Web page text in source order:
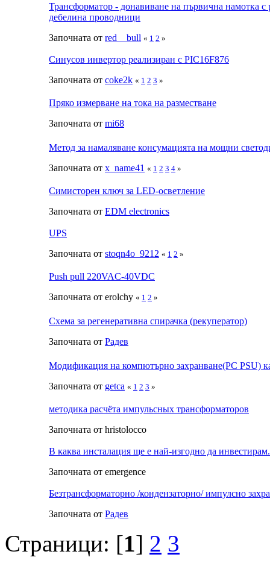
Трансформатор - донавиване на първична намотка с
дебелина проводници
Започната от red__bull « 1 2 »
Синусов инвертор реализиран с PIC16F876
Започната от coke2k « 1 2 3 »
Пряко измерване на тока на разместване
Започната от mi68
Метод за намаляване консумацията на мощни
Започната от x_name41 « 1 2 3 4 »
Симисторен ключ за LED-осветление
Започната от EDM electronics
UPS
Започната от stoqn4o_9212 « 1 2 »
Push pull 220VAC-40VDC
Започната от erolchy « 1 2 »
Схема за регенеративна спирачка (рекуператор)
Започната от Радeв
Модификация на компютърно захранване(PC PSU)
Започната от getca « 1 2 3 »
методика расчёта импульсных трансформаторов
Започната от hristolocco
В каква инсталация ще е най-изгодно да инвестирам.
Започната от emergence
Безтрансформаторно /кондензаторно/ импулсно
Започната от Радeв
Страници: [1] 2 3